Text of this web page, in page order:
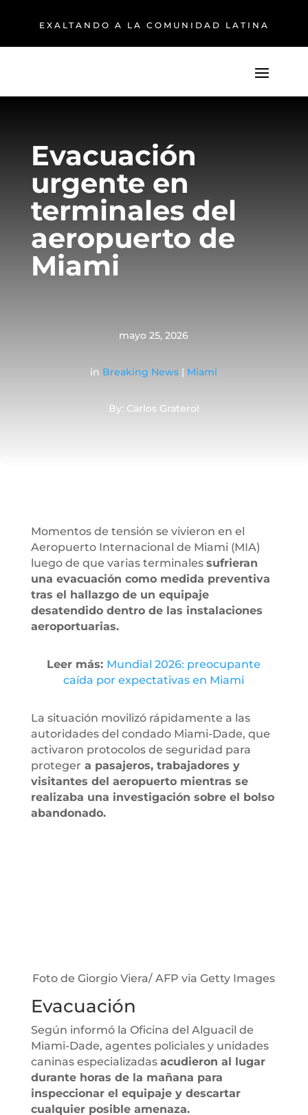
EXALTANDO A LA COMUNIDAD LATINA
Evacuación
urgente en
terminales del
aeropuerto de
Miami
mayo 25, 2026
in Breaking News | Miami
By: Carlos Graterol
Momentos de tensión se vivieron en el
Aeropuerto Internacional de Miami (MIA)
luego de que varias terminales sufrieran
una evacuación como medida preventiva
tras el hallazgo de un equipaje
desatendido dentro de las instalaciones
aeroportuarias.
Leer más: Mundial 2026: preocupante
caída por expectativas en Miami
La situación movilizó rápidamente a las
autoridades del condado Miami-Dade, que
activaron protocolos de seguridad para
proteger a pasajeros, trabajadores y
visitantes del aeropuerto mientras se
realizaba una investigación sobre el bolso
abandonado.
Foto de Giorgio Viera/ AFP via Getty Images
Evacuación
Según informó la Oficina del Alguacil de
Miami-Dade, agentes policiales y unidades
caninas especializadas acudieron al lugar
durante horas de la mañana para
inspeccionar el equipaje y descartar
cualquier posible amenaza.